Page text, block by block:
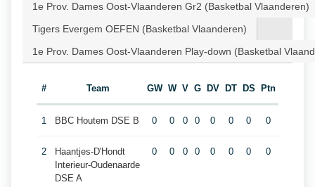
1e Prov. Dames Oost-Vlaanderen Gr2 (Basketbal Vlaanderen)
Tigers Evergem OEFEN (Basketbal Vlaanderen)
1e Prov. Dames Oost-Vlaanderen Play-down (Basketbal
# Team GW W V G DV DT DS Ptn
1 BBC Houtem DSE B 0 0 0 0 0 0 0 0
2
Haantjes-D'Hondt
Interieur-Oudenaarde
DSE A
0 0 0 0 0 0 0 0